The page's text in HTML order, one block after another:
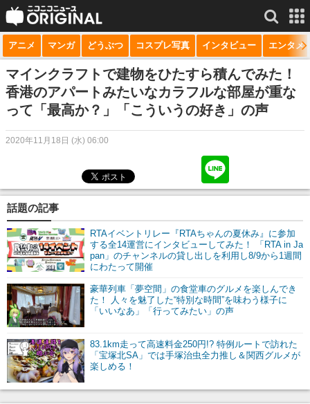
サービス一覧 もっと見る
niconico
動画
生放送
マンガ
ニコニコQ
アニメ マンガ どうぶつ コスプレ写真 インタビュー エンタメ
マインクラフトで建物をひたすら積んでみた！
香港のアパートみたいなカラフルな部屋が重な
って「最高か？」「こういうの好き」の声
2020年11月18日 (水) 06:00
話題の記事
RTAイベントリレー『RTAちゃんの夏休み』に参加
する全14運営にインタビューしてみた！ 「RTA in Ja
pan」のチャンネルの貸し出しを利用し8/9から1週間
にわたって開催
豪華列車「夢空間」の食堂車のグルメを楽しんでき
た！ 人々を魅了した“特別な時間”を味わう様子に
「いいなあ」「行ってみたい」の声
83.1km走って高速料金250円!? 特例ルートで訪れた
「宝塚北SA」では手塚治虫全力推し＆関西グルメが
楽しめる！